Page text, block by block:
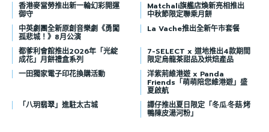
香港麥當勞推出新一輪幻彩開運
御守
Matchali旗艦店煥新亮相推出
中秋節限定聯乘月餅
中英劇團全新原創音樂劇《勇闖
孤悲城！》8月公演
La Vache推出全新午市套餐
都爹利會館推出2026年「光綻
成花」月餅禮盒系列
7-SELECT x 道地推出4款期間
限定烏龍茶甜品及烘焙產品
一田獨家電子印花換購活動
洋紫荊維港遊 x Panda
Friends「萌萌陪您維港遊」盛
夏啟航
「八玥翡翠」進駐太古城
譚仔推出夏日限定「冬瓜·冬菇·烤
鴨陳皮湯河粉」